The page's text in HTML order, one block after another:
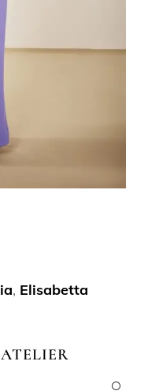
, Elisabetta